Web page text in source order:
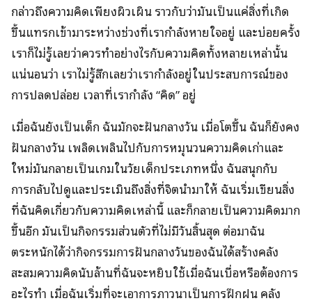
กล่าวถึงความคิดเพียงผิวเผิน ราวกับว่ามันเป็นแค่สิ่งที่เกิด
ขึ้นแทรกเข้ามาระหว่างช่วงที่เรากำลังหายใจอยู่ และบ่อยครั้ง
เราก็ไม่รู้เลยว่าควรทำอย่างไรกับความคิดทั้งหลายเหล่านั้น
แน่นอนว่า เราไม่รู้สึกเลยว่าเรากำลังอยู่ในประสบการณ์ของ
การปลดปล่อย เวลาที่เรากำลัง “คิด” อยู่
เมื่อฉันยังเป็นเด็ก ฉันมักจะฝันกลางวัน เมื่อโตขึ้น ฉันก็ยังคง
ฝันกลางวัน เพลิดเพลินไปกับการหมุนวนความคิดเก่าและ
ใหม่มันกลายเป็นเกมในวัยเด็กประเภทหนึ่ง ฉันสนุกกับ
การกลับไปดูและประเมินถึงสิ่งที่จิตนำมาให้ ฉันเริ่มเขียนสิ่ง
ที่ฉันคิดเกี่ยวกับความคิดเหล่านี้ และก็กลายเป็นความคิดมาก
ขึ้นอีก มันเป็นกิจกรรมส่วนตัวที่ไม่มีวันสิ้นสุด ต่อมาฉัน
ตระหนักได้ว่ากิจกรรมการฝันกลางวันของฉันได้สร้างคลัง
สะสมความคิดนับล้านที่ฉันจะหยิบใช้เมื่อฉันเบื่อหรือต้องการ
อะไรทำ เมื่อฉันเริ่มที่จะเอาการภาวนาเป็นการฝึกฝน คลัง